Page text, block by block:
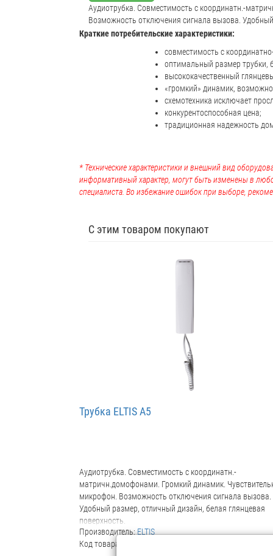
Аудиотрубка. Совместимость с координатн.-
Возможность отключения сигнала вызова.
Краткие потребительские характеристики:
совместимость с
оптимальный размер трубки,
высококачественный
«громкий» динамик,
схемотехника исключает
конкурентоспособная цена;
традиционная надежность
* Технические характеристики и внешний вид
информативный характер, могут быть изменены в
специалиста. Во избежание ошибок при выборе,
С этим товаром покупают
Трубка ELTIS А5
Аудиотрубка. Совместимость с координатн.-
матричн.домофонами. Громкий динамик.
микрофон. Возможность отключения сигнала вызова.
Удобный размер, отличный дизайн, белая глянцевая
поверхность.
Производитель:ELTIS
Код товара: 7874683